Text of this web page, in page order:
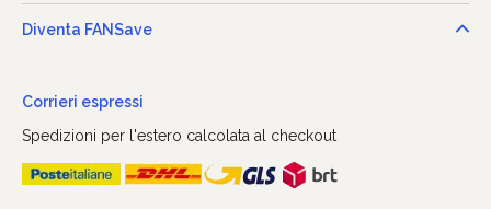
Diventa FANSave
Corrieri espressi
Spedizioni per l'estero calcolata al checkout